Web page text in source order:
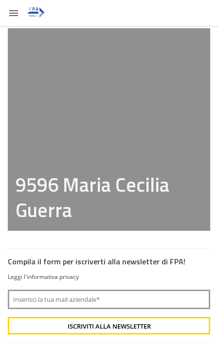
9596 Maria Cecilia
Guerra
Compila il form per iscriverti alla newsletter di FPA!
Leggi l'informativa privacy